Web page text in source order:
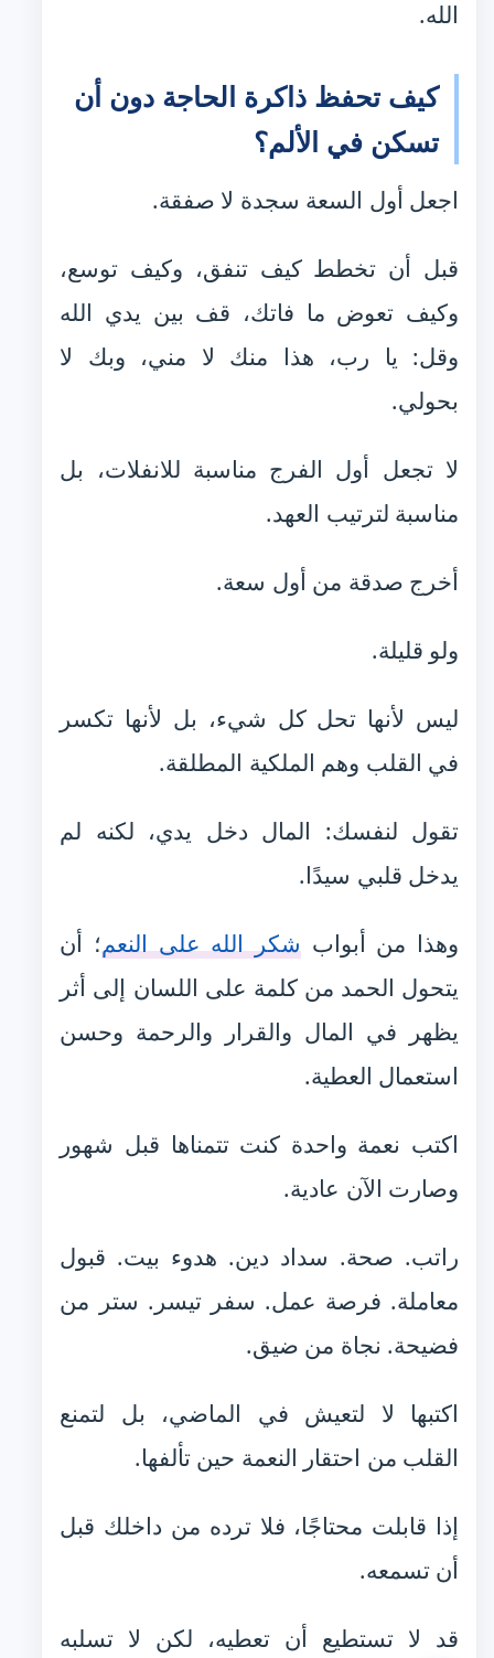
الله.
كيف تحفظ ذاكرة الحاجة دون أن
تسكن في الألم؟
اجعل أول السعة سجدة لا صفقة.
قبل أن تخطط كيف تنفق، وكيف توسع،
وكيف تعوض ما فاتك، قف بين يدي الله
وقل: يا رب، هذا منك لا مني، وبك لا
بحولي.
لا تجعل أول الفرج مناسبة للانفلات، بل
مناسبة لترتيب العهد.
أخرج صدقة من أول سعة.
ولو قليلة.
ليس لأنها تحل كل شيء، بل لأنها تكسر
في القلب وهم الملكية المطلقة.
تقول لنفسك: المال دخل يدي، لكنه لم
يدخل قلبي سيدًا.
وهذا من أبواب شكر الله على النعم؛ أن
يتحول الحمد من كلمة على اللسان إلى أثر
يظهر في المال والقرار والرحمة وحسن
استعمال العطية.
اكتب نعمة واحدة كنت تتمناها قبل شهور
وصارت الآن عادية.
راتب. صحة. سداد دين. هدوء بيت. قبول
معاملة. فرصة عمل. سفر تيسر. ستر من
فضيحة. نجاة من ضيق.
اكتبها لا لتعيش في الماضي، بل لتمنع
القلب من احتقار النعمة حين تألفها.
إذا قابلت محتاجًا، فلا ترده من داخلك قبل
أن تسمعه.
قد لا تستطيع أن تعطيه، لكن لا تسلبه